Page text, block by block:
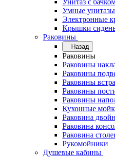
Унитаз с
Умные унитазы
Электронные
Крышки
Раковины
Назад
Раковины
Раковины
Раковины
Раковины
Раковины
Раковины
Кухонные
Раковина
Раковина
Раковина
Рукомойники
Душевые кабины